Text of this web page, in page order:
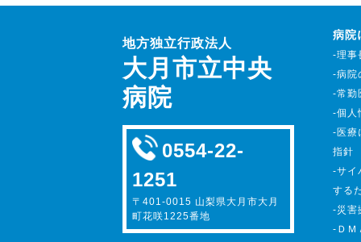
地方独立行政法人
大月市立中央
病院
0554-22-
1251
〒401-0015 山梨県大月市大月
町花咲1225番地
病院
-理事
-病院
-常勤
-個人
-医療
指針
-サイ
する
-災害
-ＤＭ